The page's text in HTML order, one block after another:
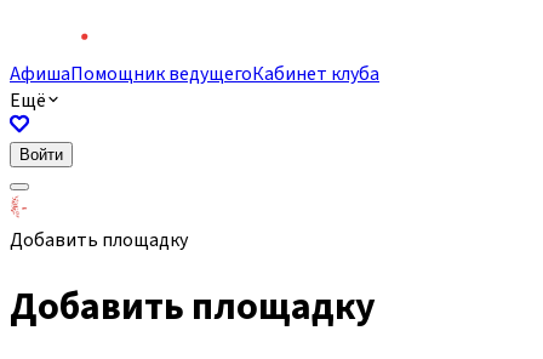
АфишаПомощник ведущегоКабинет клуба
Ещё
Войти
Добавить площадку
Добавить площадку